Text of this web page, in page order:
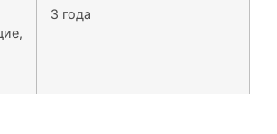
3 года